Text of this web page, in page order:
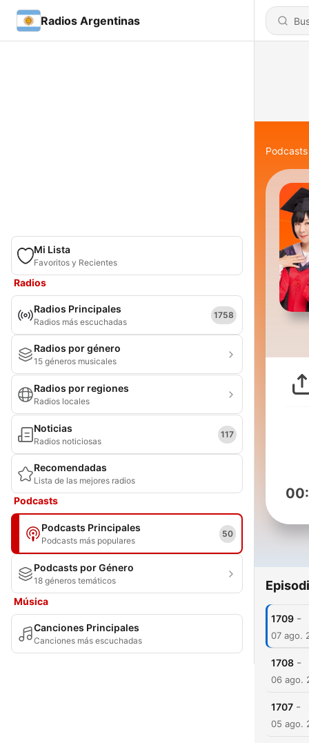
Radios Argentinas
Mi Lista
Favoritos y Recientes
Radios
Radios Principales
Radios más escuchadas
1758
Radios por género
15 géneros musicales
Radios por regiones
Radios locales
Noticias
Radios noticiosas
117
Recomendadas
Lista de las mejores radios
Podcasts
Podcasts Principales
Podcasts más populares
50
Podcasts por Género
18 géneros temáticos
Música
Canciones Principales
Canciones más escuchadas
Podcasts
1709 -
07 ago.
1708 -
06 ago.
1707 -
05 ago.